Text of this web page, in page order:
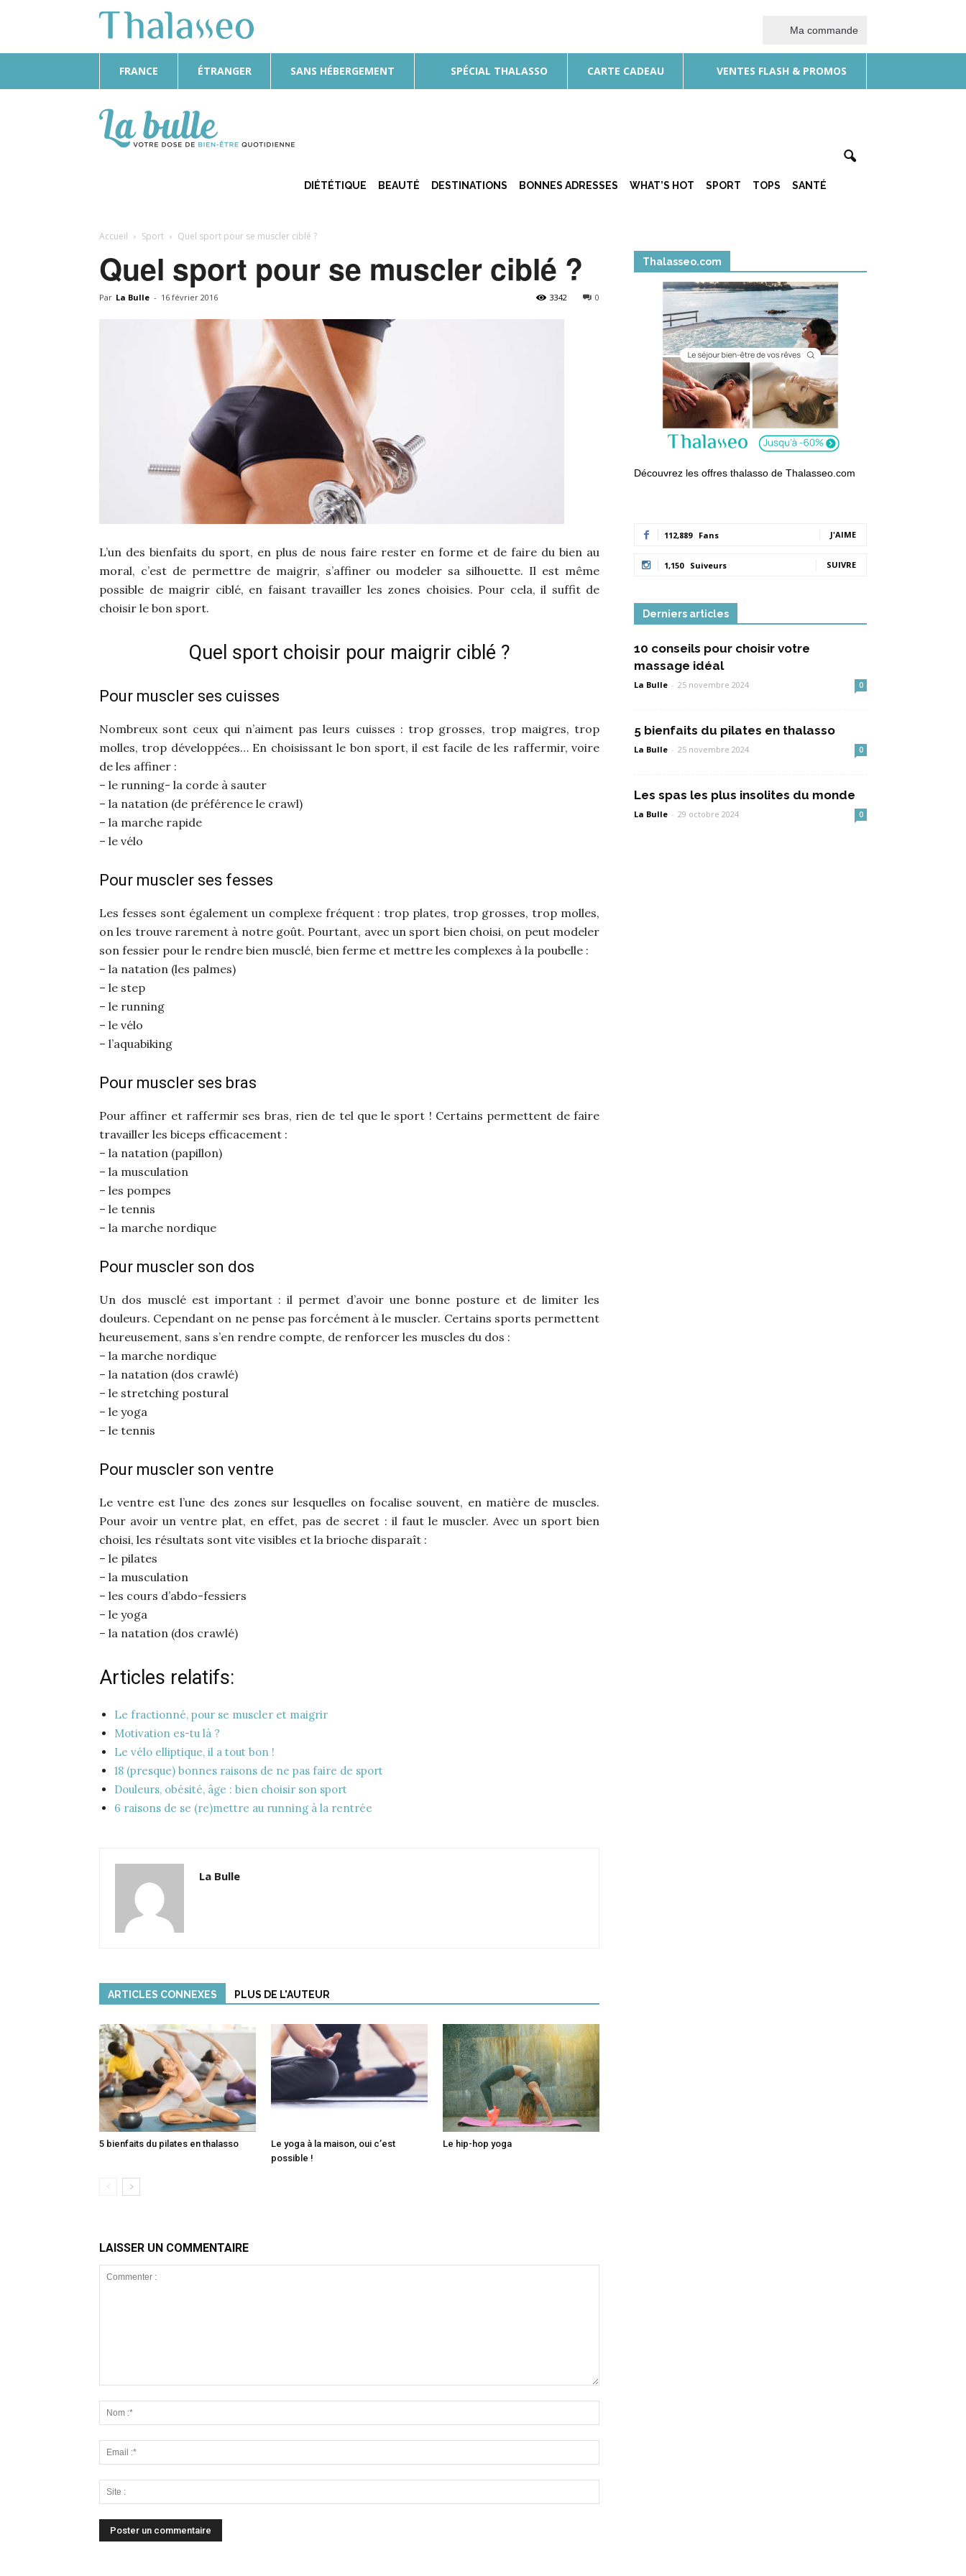
Ma commande
FRANCE ÉTRANGER SANS HÉBERGEMENT SPÉCIAL THALASSO CARTE CADEAU VENTES FLASH & PROMOS
Bulle
DIÉTÉTIQUE BEAUTÉ DESTINATIONS BONNES ADRESSES WHAT’S HOT SPORT TOPS SANTÉ
Accueil Sport Quel sport pour se muscler ciblé ?
Quel sport pour se muscler ciblé ?
Par La Bulle - 16 février 2016 0
3342
L’un des bienfaits du sport, en plus de nous faire rester en forme et de faire du bien au
moral, c’est de permettre de maigrir, s’affiner ou modeler sa silhouette. Il est même
possible de maigrir ciblé, en faisant travailler les zones choisies. Pour cela, il suffit de
choisir le bon sport.
Quel sport choisir pour maigrir ciblé ?
Pour muscler ses cuisses
Nombreux sont ceux qui n’aiment pas leurs cuisses : trop grosses, trop maigres, trop
molles, trop développées… En choisissant le bon sport, il est facile de les raffermir, voire
de les affiner :
– le running- la corde à sauter
– la natation (de préférence le crawl)
– la marche rapide
– le vélo
Pour muscler ses fesses
Les fesses sont également un complexe fréquent : trop plates, trop grosses, trop molles,
on les trouve rarement à notre goût. Pourtant, avec un sport bien choisi, on peut modeler
son fessier pour le rendre bien musclé, bien ferme et mettre les complexes à la poubelle :
– la natation (les palmes)
– le step
– le running
– le vélo
– l’aquabiking
Pour muscler ses bras
Pour affiner et raffermir ses bras, rien de tel que le sport ! Certains permettent de faire
travailler les biceps efficacement :
– la natation (papillon)
– la musculation
– les pompes
– le tennis
– la marche nordique
Pour muscler son dos
Un dos musclé est important : il permet d’avoir une bonne posture et de limiter les
douleurs. Cependant on ne pense pas forcément à le muscler. Certains sports permettent
heureusement, sans s’en rendre compte, de renforcer les muscles du dos :
– la marche nordique
– la natation (dos crawlé)
– le stretching postural
– le yoga
– le tennis
Pour muscler son ventre
Le ventre est l’une des zones sur lesquelles on focalise souvent, en matière de muscles.
Pour avoir un ventre plat, en effet, pas de secret : il faut le muscler. Avec un sport bien
choisi, les résultats sont vite visibles et la brioche disparaît :
– le pilates
– la musculation
– les cours d’abdo-fessiers
– le yoga
– la natation (dos crawlé)
Articles relatifs:
Le fractionné, pour se muscler et maigrir
Motivation es-tu là ?
Le vélo elliptique, il a tout bon !
18 (presque) bonnes raisons de ne pas faire de sport
Douleurs, obésité, âge : bien choisir son sport
6 raisons de se (re)mettre au running à la rentrée
La Bulle
ARTICLES CONNEXES PLUS DE L'AUTEUR
5 bienfaits du pilates en thalasso
Le yoga à la maison, oui c’est
possible !
Le hip-hop yoga
LAISSER UN COMMENTAIRE
Thalasseo.com
Découvrez les offres thalasso de Thalasseo.com
112,889 Fans J'AIME
1,150 Suiveurs SUIVRE
Derniers articles
10 conseils pour choisir votre
massage idéal
La Bulle - 25 novembre 2024 0
5 bienfaits du pilates en thalasso
La Bulle - 25 novembre 2024 0
Les spas les plus insolites du monde
La Bulle - 29 octobre 2024 0